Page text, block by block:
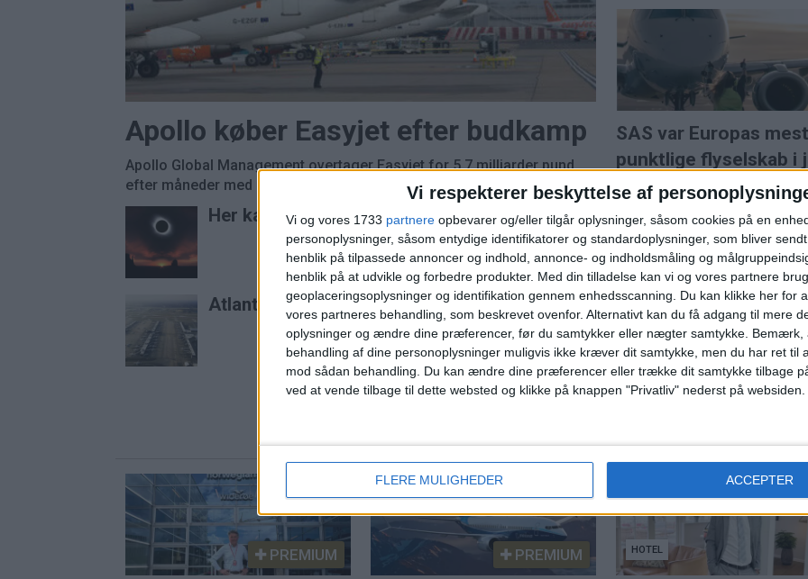
Vi respekterer beskyttelse af
Vi og vores 1733 partnere opbevarer og/eller tilgår oplysninger, såsom cookies på en
personoplysninger, såsom entydige identifikatorer og standardoplysninger, som bliver
henblik på tilpassede annoncer og indhold, annonce- og indholdsmåling og
henblik på at udvikle og forbedre produkter. Med din tilladelse kan vi og vores partnere
geoplaceringsoplysninger og identifikation gennem enhedsscanning. Du kan klikke her for
vores partneres behandling, som beskrevet ovenfor. Alternativt kan du få adgang til mere
oplysninger og ændre dine præferencer, før du samtykker eller nægter samtykke. Bemærk,
behandling af dine personoplysninger muligvis ikke kræver dit samtykke, men du har ret til
mod sådan behandling.
Du kan ændre dine præferencer eller trække dit samtykke tilbage
ved at vende tilbage til dette websted og klikke på knappen "Privatliv" nederst på websiden.
FLERE MULIGHEDER ACCEPTER
Apollo køber Easyjet efter budkamp
Apollo Global Management overtager Easyjet for 5,7 milliarder pund
efter måneder med budkamp om det britiske lavprisselskab.
Her kan du opleve total solformørkelse
Atlanta er stadig verdens travleste lufthavn
SAS var Europas mest
punktlige flyselskab i
Norwegian når
juli siden pandemien
PREMIUM PREMIUM HOTEL